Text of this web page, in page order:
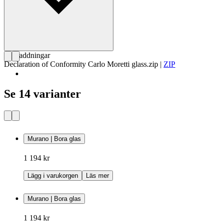
Nedladdningar
Declaration of Conformity Carlo Moretti glass.zip | ZIP
Se 14 varianter
Murano | Bora glas
1 194 kr
Lägg i varukorgen Läs mer
Murano | Bora glas
1 194 kr